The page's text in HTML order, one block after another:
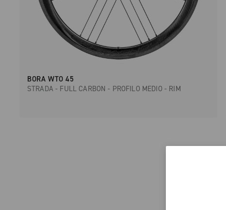
BORA WTO 45
STRADA - FULL CARBON - PROFILO MEDIO - RIM